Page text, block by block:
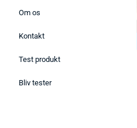
Om os
Kontakt
Test produkt
Bliv tester
Bedste Saunatæppe 2025 –
Find de bedste produkter her!